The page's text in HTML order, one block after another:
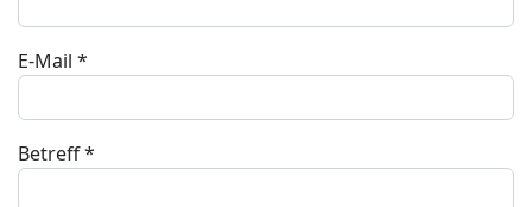
E-Mail *
Betreff*